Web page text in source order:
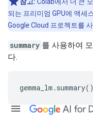
되는 프리미엄 GPU에 액세
Google Cloud 프로젝트를
summary 를 사용하여
다.
gemma_lm . summary()